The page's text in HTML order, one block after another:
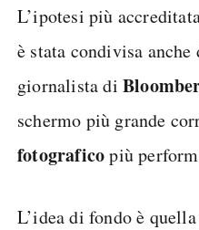
L’ipotesi più
è stata condivisa
giornalista di
schermo più grande
fotograficopiù
L’idea di fondo è